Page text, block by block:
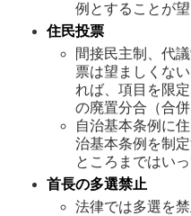
例とすることが
住民投票
間接民主制、代
票は望ましくな
れば、項目を限
の廃置分合（合併
自治基本条例に
治基本条例を制
ところまではいっ
首長の多選禁止
法律では多選を